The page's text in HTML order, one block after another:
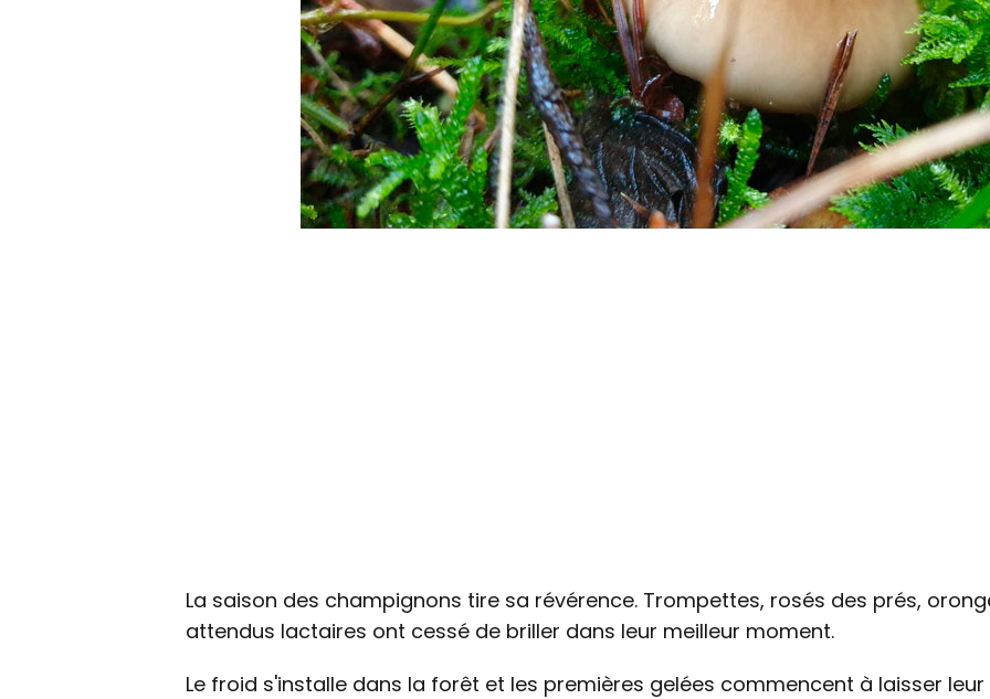
La saison des champignons tire sa révérence. Trompettes, rosés des prés,
attendus lactaires ont cessé de briller dans leur meilleur moment.
Le froid s'installe dans la forêt et les premières gelées commencent à laisser